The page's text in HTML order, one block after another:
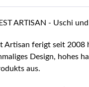
ARTISAN - Uschi
Artisan ferigt seit 2008
Design, hohes
aus.